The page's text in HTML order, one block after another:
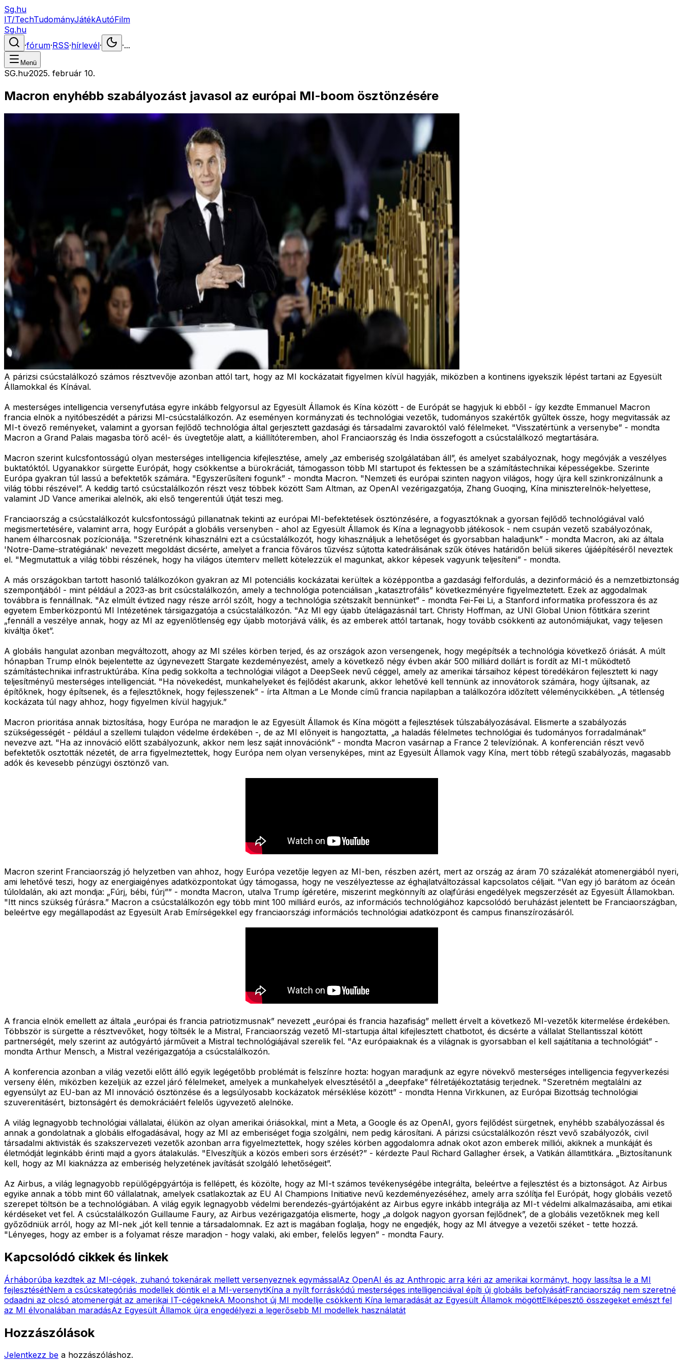
Sg.hu
IT/TechTudományJátékAutóFilm
Sg.hu
·fórum·RSS·hírlevél· ·...
Menü
SG.hu·2025. február 10.
Macron enyhébb szabályozást javasol az európai MI-boom ösztönzésére
A párizsi csúcstalálkozó számos résztvevője azonban attól tart, hogy az MI kockázatait figyelmen kívül hagyják, miközben a kontinens igyekszik lépést tartani az Egyesült
Államokkal és Kínával.
A mesterséges intelligencia versenyfutása egyre inkább felgyorsul az Egyesült Államok és Kína között - de Európát se hagyjuk ki ebből - így kezdte Emmanuel Macron
francia elnök a nyitóbeszédét a párizsi MI-csúcstalálkozón. Az eseményen kormányzati és technológiai vezetők, tudományos szakértők gyűltek össze, hogy megvitassák az
MI-t övező reményeket, valamint a gyorsan fejlődő technológia által gerjesztett gazdasági és társadalmi zavaroktól való félelmeket. "Visszatértünk a versenybe” - mondta
Macron a Grand Palais magasba törő acél- és üvegtetője alatt, a kiállítóteremben, ahol Franciaország és India összefogott a csúcstalálkozó megtartására.
Macron szerint kulcsfontosságú olyan mesterséges intelligencia kifejlesztése, amely „az emberiség szolgálatában áll”, és amelyet szabályoznak, hogy megóvják a veszélyes
buktatóktól. Ugyanakkor sürgette Európát, hogy csökkentse a bürokráciát, támogasson több MI startupot és fektessen be a számítástechnikai képességekbe. Szerinte
Európa gyakran túl lassú a befektetők számára. "Egyszerűsíteni fogunk” - mondta Macron. "Nemzeti és európai szinten nagyon világos, hogy újra kell szinkronizálnunk a
világ többi részével”. A keddig tartó csúcstalálkozón részt vesz többek között Sam Altman, az OpenAI vezérigazgatója, Zhang Guoqing, Kína miniszterelnök-helyettese,
valamint JD Vance amerikai alelnök, aki első tengerentúli útját teszi meg.
Franciaország a csúcstalálkozót kulcsfontosságú pillanatnak tekinti az európai MI-befektetések ösztönzésére, a fogyasztóknak a gyorsan fejlődő technológiával való
megismertetésére, valamint arra, hogy Európát a globális versenyben - ahol az Egyesült Államok és Kína a legnagyobb játékosok - nem csupán vezető szabályozónak,
hanem élharcosnak pozícionálja. "Szeretnénk kihasználni ezt a csúcstalálkozót, hogy kihasználjuk a lehetőséget és gyorsabban haladjunk” - mondta Macron, aki az általa
'Notre-Dame-stratégiának' nevezett megoldást dicsérte, amelyet a francia főváros tűzvész sújtotta katedrálisának szűk ötéves határidőn belüli sikeres újjáépítéséről neveztek
el. "Megmutattuk a világ többi részének, hogy ha világos ütemterv mellett kötelezzük el magunkat, akkor képesek vagyunk teljesíteni” - mondta.
A más országokban tartott hasonló találkozókon gyakran az MI potenciális kockázatai kerültek a középpontba a gazdasági felfordulás, a dezinformáció és a nemzetbiztonság
szempontjából - mint például a 2023-as brit csúcstalálkozón, amely a technológia potenciálisan „katasztrofális” következményére figyelmeztetett. Ezek az aggodalmak
továbbra is fennállnak. "Az elmúlt évtized nagy része arról szólt, hogy a technológia szétszakít bennünket” - mondta Fei-Fei Li, a Stanford informatika professzora és az
egyetem Emberközpontú MI Intézetének társigazgatója a csúcstalálkozón. "Az MI egy újabb útelágazásnál tart. Christy Hoffman, az UNI Global Union főtitkára szerint
„fennáll a veszélye annak, hogy az MI az egyenlőtlenség egy újabb motorjává válik, és az emberek attól tartanak, hogy tovább csökkenti az autonómiájukat, vagy teljesen
kiváltja őket”.
A globális hangulat azonban megváltozott, ahogy az MI széles körben terjed, és az országok azon versengenek, hogy megépítsék a technológia következő óriását. A múlt
hónapban Trump elnök bejelentette az úgynevezett Stargate kezdeményezést, amely a következő négy évben akár 500 milliárd dollárt is fordít az MI-t működtető
számítástechnikai infrastruktúrába. Kína pedig sokkolta a technológiai világot a DeepSeek nevű céggel, amely az amerikai társaihoz képest töredékáron fejlesztett ki nagy
teljesítményű mesterséges intelligenciát. "Ha növekedést, munkahelyeket és fejlődést akarunk, akkor lehetővé kell tennünk az innovátorok számára, hogy újítsanak, az
építőknek, hogy építsenek, és a fejlesztőknek, hogy fejlesszenek” - írta Altman a Le Monde című francia napilapban a találkozóra időzített véleménycikkében. „A tétlenség
kockázata túl nagy ahhoz, hogy figyelmen kívül hagyjuk.”
Macron prioritása annak biztosítása, hogy Európa ne maradjon le az Egyesült Államok és Kína mögött a fejlesztések túlszabályozásával. Elismerte a szabályozás
szükségességét - például a szellemi tulajdon védelme érdekében -, de az MI előnyeit is hangoztatta, „a haladás félelmetes technológiai és tudományos forradalmának”
nevezve azt. "Ha az innováció előtt szabályozunk, akkor nem lesz saját innovációnk” - mondta Macron vasárnap a France 2 televíziónak. A konferencián részt vevő
befektetők osztották nézetét, de arra figyelmeztettek, hogy Európa nem olyan versenyképes, mint az Egyesült Államok vagy Kína, mert több rétegű szabályozás, magasabb
adók és kevesebb pénzügyi ösztönző van.
Macron szerint Franciaország jó helyzetben van ahhoz, hogy Európa vezetője legyen az MI-ben, részben azért, mert az ország az áram 70 százalékát atomenergiából nyeri,
ami lehetővé teszi, hogy az energiaigényes adatközpontokat úgy támogassa, hogy ne veszélyeztesse az éghajlatváltozással kapcsolatos céljait. "Van egy jó barátom az óceán
túloldalán, aki azt mondja: „Fúrj, bébi, fúrj”” - mondta Macron, utalva Trump ígéretére, miszerint megkönnyíti az olajfúrási engedélyek megszerzését az Egyesült Államokban.
"Itt nincs szükség fúrásra.” Macron a csúcstalálkozón egy több mint 100 milliárd eurós, az információs technológiához kapcsolódó beruházást jelentett be Franciaországban,
beleértve egy megállapodást az Egyesült Arab Emírségekkel egy franciaországi információs technológiai adatközpont és campus finanszírozásáról.
A francia elnök emellett az általa „európai és francia patriotizmusnak” nevezett „európai és francia hazafiság” mellett érvelt a következő MI-vezetők kitermelése érdekében.
Többször is sürgette a résztvevőket, hogy töltsék le a Mistral, Franciaország vezető MI-startupja által kifejlesztett chatbotot, és dicsérte a vállalat Stellantisszal kötött
partnerségét, mely szerint az autógyártó járműveit a Mistral technológiájával szerelik fel. "Az európaiaknak és a világnak is gyorsabban el kell sajátítania a technológiát” -
mondta Arthur Mensch, a Mistral vezérigazgatója a csúcstalálkozón.
A konferencia azonban a világ vezetői előtt álló egyik legégetőbb problémát is felszínre hozta: hogyan maradjunk az egyre növekvő mesterséges intelligencia fegyverkezési
verseny élén, miközben kezeljük az ezzel járó félelmeket, amelyek a munkahelyek elvesztésétől a „deepfake” félretájékoztatásig terjednek. "Szeretném megtalálni az
egyensúlyt az EU-ban az MI innováció ösztönzése és a legsúlyosabb kockázatok mérséklése között” - mondta Henna Virkkunen, az Európai Bizottság technológiai
szuverenitásért, biztonságért és demokráciáért felelős ügyvezető alelnöke.
A világ legnagyobb technológiai vállalatai, élükön az olyan amerikai óriásokkal, mint a Meta, a Google és az OpenAI, gyors fejlődést sürgetnek, enyhébb szabályozással és
annak a gondolatnak a globális elfogadásával, hogy az MI az emberiséget fogja szolgálni, nem pedig károsítani. A párizsi csúcstalálkozón részt vevő szabályozók, civil
társadalmi aktivisták és szakszervezeti vezetők azonban arra figyelmeztettek, hogy széles körben aggodalomra adnak okot azon emberek milliói, akiknek a munkáját és
életmódját leginkább érinti majd a gyors átalakulás. "Elveszítjük a közös emberi sors érzését?” - kérdezte Paul Richard Gallagher érsek, a Vatikán államtitkára. „Biztosítanunk
kell, hogy az MI kiaknázza az emberiség helyzetének javítását szolgáló lehetőségeit”.
Az Airbus, a világ legnagyobb repülőgépgyártója is fellépett, és közölte, hogy az MI-t számos tevékenységébe integrálta, beleértve a fejlesztést és a biztonságot. Az Airbus
egyike annak a több mint 60 vállalatnak, amelyek csatlakoztak az EU AI Champions Initiative nevű kezdeményezéséhez, amely arra szólítja fel Európát, hogy globális vezető
szerepet töltsön be a technológiában. A világ egyik legnagyobb védelmi berendezés-gyártójaként az Airbus egyre inkább integrálja az MI-t védelmi alkalmazásaiba, ami etikai
kérdéseket vet fel. A csúcstalálkozón Guillaume Faury, az Airbus vezérigazgatója elismerte, hogy „a dolgok nagyon gyorsan fejlődnek”, de a globális vezetőknek meg kell
győződniük arról, hogy az MI-nek „jót kell tennie a társadalomnak. Ez azt is magában foglalja, hogy ne engedjék, hogy az MI átvegye a vezetői széket - tette hozzá.
"Lényeges, hogy az ember is a folyamat része maradjon - hogy valaki, aki ember, felelős legyen” - mondta Faury.
Kapcsolódó cikkek és linkek
Árháborúba kezdtek az MI-cégek, zuhanó tokenárak mellett versenyeznek egymássalAz OpenAI és az Anthropic arra kéri az amerikai kormányt, hogy lassítsa le a MI
fejlesztésétNem a csúcskategóriás modellek döntik el a MI-versenytKína a nyílt forráskódú mesterséges intelligenciával építi új globális befolyásátFranciaország nem szeretné
odaadni az olcsó atomenergiát az amerikai IT-cégeknekA Moonshot új MI modellje csökkenti Kína lemaradását az Egyesült Államok mögöttElképesztő összegeket emészt fel
az MI élvonalában maradásAz Egyesült Államok újra engedélyezi a legerősebb MI modellek használatát
Hozzászólások
Jelentkezz be a hozzászóláshoz.